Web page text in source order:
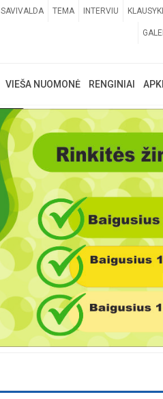
SAVIVALDA TEMA INTERVIU
VIEŠA NUOMONĖ RENGINIAI